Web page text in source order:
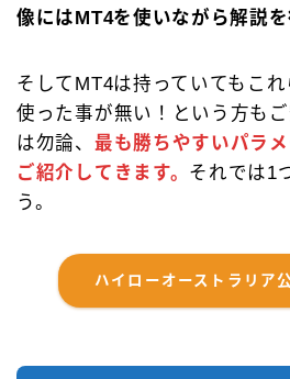
像にはMT4を使いながら解説を
そしてMT4は持っていてもこ
使った事が無い！という方も
は勿論、 最も勝ちやすいパラ
ご紹介してきます。 それでは1
う。
ハイローオーストラリア